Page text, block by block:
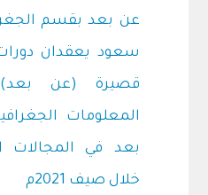
عن بعد بقسم
سعود يعقدان
قصيرة (عن
المعلومات
بعد في المجالات
خلال صيف 2021م